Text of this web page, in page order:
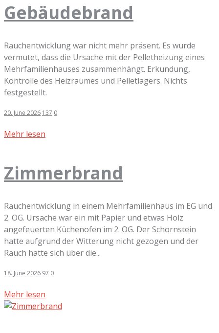
Gebäudebrand
Rauchentwicklung war nicht mehr präsent. Es wurde
vermutet, dass die Ursache mit der Pelletheizung eines
Mehrfamilienhauses zusammenhängt. Erkundung,
Kontrolle des Heizraumes und Pelletlagers. Nichts
festgestellt.
20. June 2026 137 0
Mehr lesen
Zimmerbrand
Rauchentwicklung in einem Mehrfamilienhaus im EG und
2. OG. Ursache war ein mit Papier und etwas Holz
angefeuerten Küchenofen im 2. OG. Der Schornstein
hatte aufgrund der Witterung nicht gezogen und der
Rauch hatte sich über die...
18. June 2026 97 0
Mehr lesen